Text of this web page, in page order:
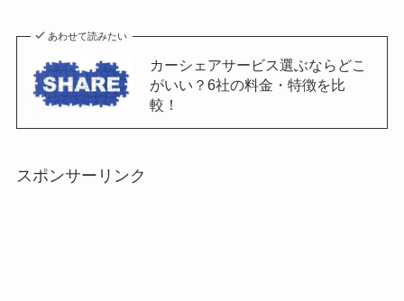
あわせて読みたい
カーシェアサービス選ぶならどこ
がいい？6社の料金・特徴を比
較！
スポンサーリンク